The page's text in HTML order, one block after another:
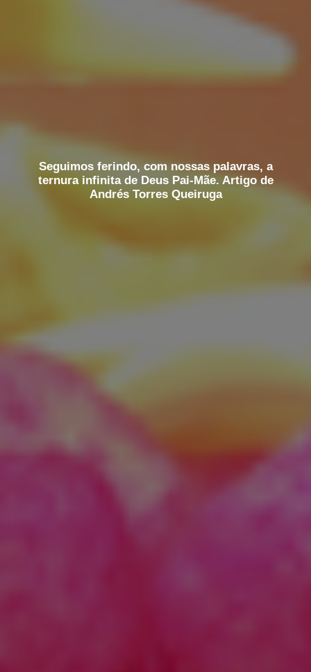
Seguimos ferindo, com nossas palavras, a
ternura infinita de Deus Pai-Mãe. Artigo de
Andrés Torres Queiruga